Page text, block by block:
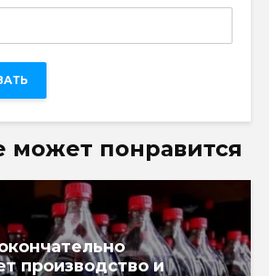
может понравится
производство и